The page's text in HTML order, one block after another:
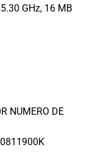
GHz, 16 MB
NUMERO DE